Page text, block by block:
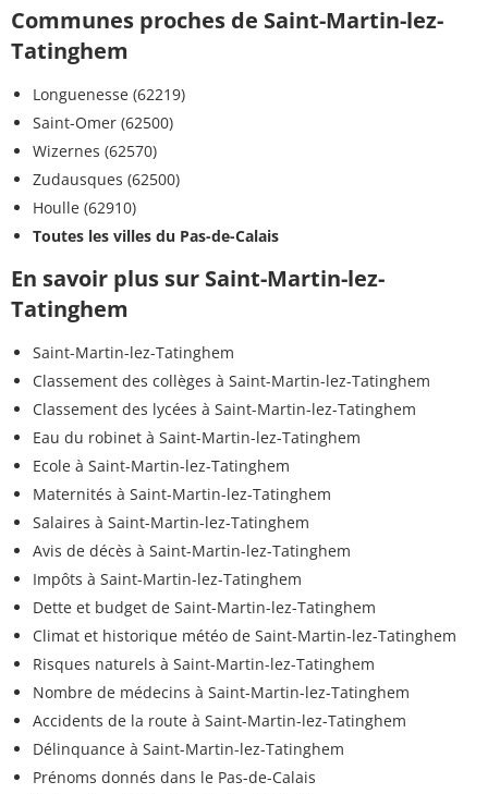
Communes proches de Saint-Martin-lez-
Tatinghem
Longuenesse (62219)
Saint-Omer (62500)
Wizernes (62570)
Zudausques (62500)
Houlle (62910)
Toutes les villes du Pas-de-Calais
En savoir plus sur Saint-Martin-lez-
Tatinghem
Saint-Martin-lez-Tatinghem
Classement des collèges à Saint-Martin-lez-Tatinghem
Classement des lycées à Saint-Martin-lez-Tatinghem
Eau du robinet à Saint-Martin-lez-Tatinghem
Ecole à Saint-Martin-lez-Tatinghem
Maternités à Saint-Martin-lez-Tatinghem
Salaires à Saint-Martin-lez-Tatinghem
Avis de décès à Saint-Martin-lez-Tatinghem
Impôts à Saint-Martin-lez-Tatinghem
Dette et budget de Saint-Martin-lez-Tatinghem
Climat et historique météo de Saint-Martin-lez-Tatinghem
Risques naturels à Saint-Martin-lez-Tatinghem
Nombre de médecins à Saint-Martin-lez-Tatinghem
Accidents de la route à Saint-Martin-lez-Tatinghem
Délinquance à Saint-Martin-lez-Tatinghem
Prénoms donnés dans le Pas-de-Calais